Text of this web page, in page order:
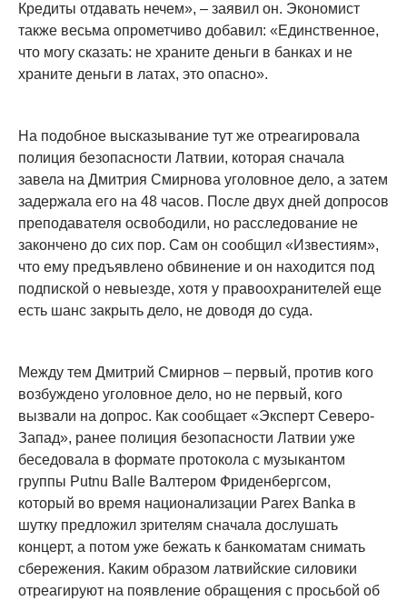
Кредиты отдавать нечем», – заявил он. Экономист
также весьма опрометчиво добавил: «Единственное,
что могу сказать: не храните деньги в банках и не
храните деньги в латах, это опасно».
На подобное высказывание тут же отреагировала
полиция безопасности Латвии, которая сначала
завела на Дмитрия Смирнова уголовное дело, а затем
задержала его на 48 часов. После двух дней допросов
преподавателя освободили, но расследование не
закончено до сих пор. Сам он сообщил «Известиям»,
что ему предъявлено обвинение и он находится под
подпиской о невыезде, хотя у правоохранителей еще
есть шанс закрыть дело, не доводя до суда.
Между тем Дмитрий Смирнов – первый, против кого
возбуждено уголовное дело, но не первый, кого
вызвали на допрос. Как сообщает «Эксперт Северо-
Запад», ранее полиция безопасности Латвии уже
беседовала в формате протокола с музыкантом
группы Putnu Вalle Валтером Фриденбергсом,
который во время национализации Parex Banka в
шутку предложил зрителям сначала дослушать
концерт, а потом уже бежать к банкоматам снимать
сбережения. Каким образом латвийские силовики
отреагируют на появление обращения с просьбой об